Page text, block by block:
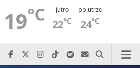
19°C jutro
22°C
pojutrze
24°C
Najlepiej po prostu do nas zadzwoń
Odwiedź nas na Facebook-u
Odwiedź nas na X
Odwiedź nas na Instagram-ie
Odwiedź nas na TikTok-u
Szukaj nas na Spotify
Wyślij do nas
Szukaj